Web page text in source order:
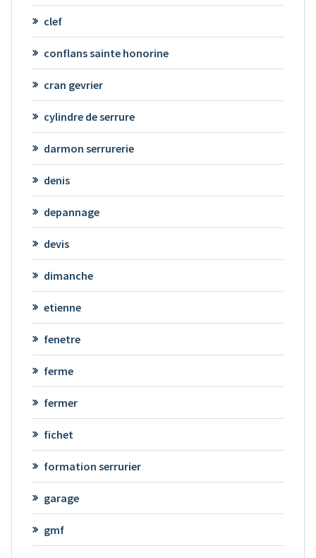
clef
conflans sainte honorine
cran gevrier
cylindre de serrure
darmon serrurerie
denis
depannage
devis
dimanche
etienne
fenetre
ferme
fermer
fichet
formation serrurier
garage
gmf